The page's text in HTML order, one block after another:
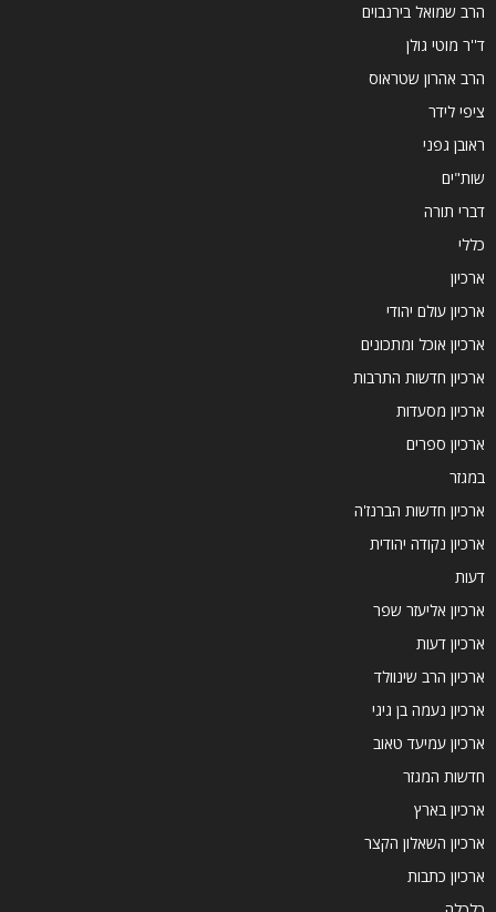
הרב שמואל בירנבוים
ד''ר מוטי גולן
הרב אהרון שטראוס
ציפי לידר
ראובן גפני
שות"ים
דברי תורה
כללי
ארכיון
ארכיון עולם יהודי
ארכיון אוכל ומתכונים
ארכיון חדשות התרבות
ארכיון מסעדות
ארכיון ספרים
במגזר
ארכיון חדשות הברנז'ה
ארכיון נקודה יהודית
דעות
ארכיון אליעזר שפר
ארכיון דעות
ארכיון הרב שינוולד
ארכיון נעמה בן גיגי
ארכיון עמיעד טאוב
חדשות המגזר
ארכיון בארץ
ארכיון השאלון הקצר
ארכיון כתבות